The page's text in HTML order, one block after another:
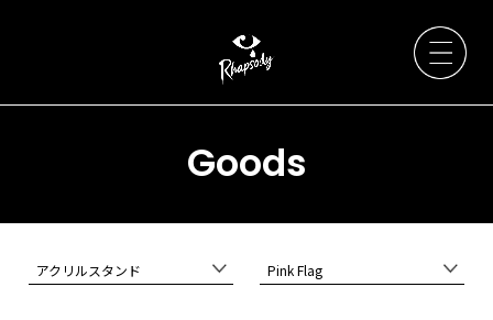
Artists
News
Goods
アクリルスタンド Pink Flag